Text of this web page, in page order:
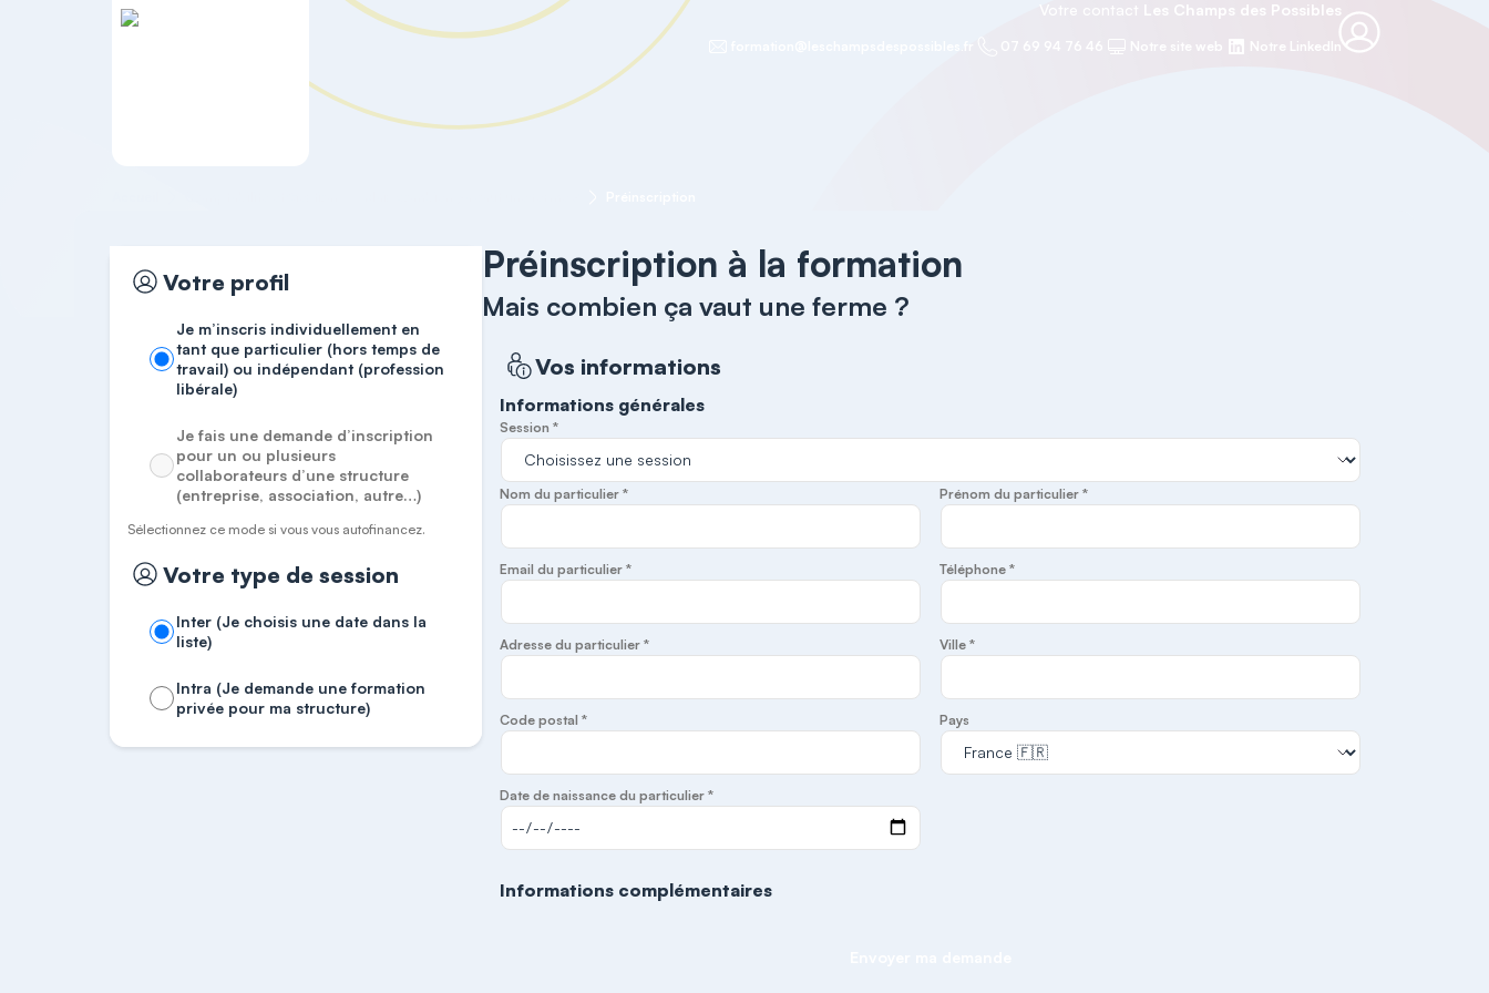
Les Champs des Possibles
Notre site web Notre LinkedIn
Votre profil
Je m’inscris individuellement en
tant que particulier (hors temps de
travail) ou indépendant (profession
libérale)
Je fais une demande d’inscription
pour un ou plusieurs
collaborateurs d’une structure
(entreprise, association, autre…)
Sélectionnez ce mode si vous vous autofinancez.
Votre type de session
Inter (Je choisis une date dans la
liste)
Intra (Je demande une formation
privée pour ma structure)
Préinscription à la formation
Mais combien ça vaut une ferme ?
Vos informations
Informations générales
Session *
Nom du particulier * Prénom du particulier *
Email du particulier * Téléphone *
Adresse du particulier * Ville *
Code postal * Pays
Date de naissance du particulier *
Informations complémentaires